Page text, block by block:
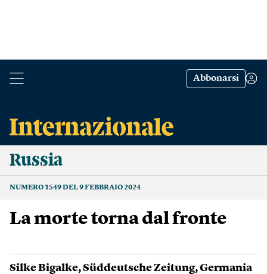
Abbonarsi
Russia
NUMERO 1549 DEL 9 FEBBRAIO 2024
La morte torna dal fronte
Silke Bigalke,Süddeutsche Zeitung,Germania